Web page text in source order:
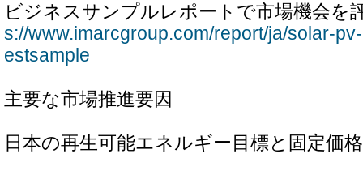
ビジネスサンプルレポートで市場機会を
s://www.imarcgroup.com/report/ja/solar-
estsample
主要な市場推進要因
日本の再生可能エネルギー目標と固定価